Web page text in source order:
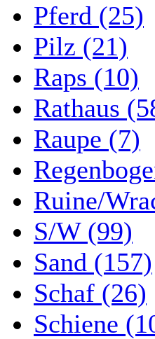
Pferd (25)
Pilz (21)
Raps (10)
Rathaus
Raupe (7)
Ruine/
S/W (99)
Sand (157)
Schaf (26)
Schiene